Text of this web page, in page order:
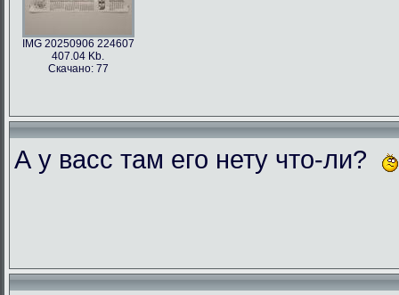
IMG 20250906 224607
407.04 Kb.
Скачано: 77
А у васс там его нету что-ли?